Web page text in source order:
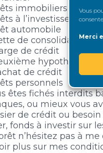
Vous
Merci
immobiliers
à l’investissement
automobile
de consolidation
de crédit
hypothèques
de crédit
personnels
êtes fichés interdits
ou mieux vous
de crédit ou
fonds à investir sur
n’hésitez pas à
plus sur mes